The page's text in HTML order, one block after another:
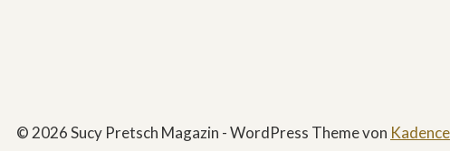
© 2026 Sucy Pretsch Magazin - WordPress Theme von